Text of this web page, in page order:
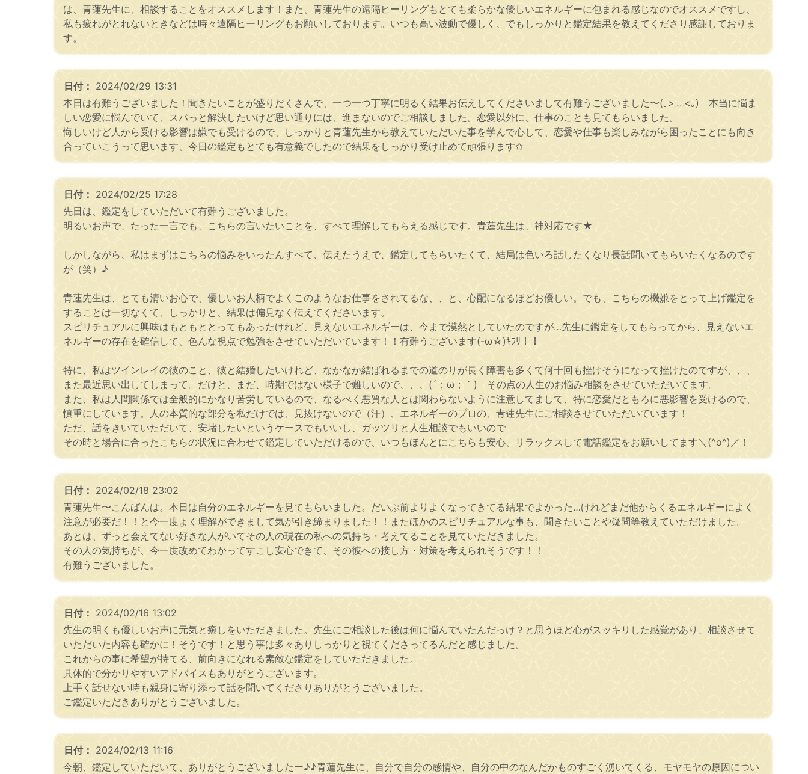
は、青蓮先生に、相談することをオススメします！また、青蓮先生の遠隔ヒーリングもとても柔らかな優しいエネルギーに包まれる感じなのでオススメですし、
私も疲れがとれないときなどは時々遠隔ヒーリングもお願いしております。いつも高い波動で優しく、でもしっかりと鑑定結果を教えてくださり感謝しておりま
す。
日付： 2024/02/29 13:31
本日は有難うございました！聞きたいことが盛りだくさんで、一つ一つ丁寧に明るく結果お伝えしてくださいまして有難うございました〜(｡>﹏<｡) 本当に悩ま
しい恋愛に悩んでいて、スパっと解決したいけど思い通りには、進まないのでご相談しました。恋愛以外に、仕事のことも見てもらいました。
悔しいけど人から受ける影響は嫌でも受けるので、しっかりと青蓮先生から教えていただいた事を学んで心して、恋愛や仕事も楽しみながら困ったことにも向き
合っていこうって思います、今日の鑑定もとても有意義でしたので結果をしっかり受け止めて頑張ります✩
日付： 2024/02/25 17:28
先日は、鑑定をしていただいて有難うございました。
明るいお声で、たった一言でも、こちらの言いたいことを、すべて理解してもらえる感じです。青蓮先生は、神対応です★
しかしながら、私はまずはこちらの悩みをいったんすべて、伝えたうえで、鑑定してもらいたくて、結局は色いろ話したくなり長話聞いてもらいたくなるのです
が（笑）♪
青蓮先生は、とても清いお心で、優しいお人柄でよくこのようなお仕事をされてるな、、と、心配になるほどお優しい。でも、こちらの機嫌をとって上げ鑑定を
することは一切なくて、しっかりと、結果は偏見なく伝えてくださいます。
スピリチュアルに興味はもともととってもあったけれど、見えないエネルギーは、今まで漠然としていたのですが…先生に鑑定をしてもらってから、見えないエ
ネルギーの存在を確信して、色んな視点で勉強をさせていただいています！！有難うございます(-ω☆)ｷﾗﾘ！！
特に、私はツインレイの彼のこと、彼と結婚したいけれど、なかなか結ばれるまでの道のりが長く障害も多くて何十回も挫けそうになって挫けたのですが、、、
また最近思い出してしまって。だけと、まだ、時期ではない様子で難しいので、、、(´；ω；｀) その点の人生のお悩み相談をさせていただいてます。
また、私は人間関係では全般的にかなり苦労しているので、なるべく悪質な人とは関わらないように注意してまして、特に恋愛だともろに悪影響を受けるので、
慎重にしています。人の本質的な部分を私だけでは、見抜けないので（汗）、エネルギーのプロの、青蓮先生にご相談させていただいています！
ただ、話をきいていただいて、安堵したいというケースでもいいし、ガッツリと人生相談でもいいので
その時と場合に合ったこちらの状況に合わせて鑑定していただけるので、いつもほんとにこちらも安心、リラックスして電話鑑定をお願いしてます＼(^o^)／！
日付： 2024/02/18 23:02
青蓮先生〜こんばんは。本日は自分のエネルギーを見てもらいました。だいぶ前よりよくなってきてる結果でよかった…けれどまだ他からくるエネルギーによく
注意が必要だ！！と今一度よく理解ができまして気が引き締まりました！！またほかのスピリチュアルな事も、聞きたいことや疑問等教えていただけました。
あとは、ずっと会えてない好きな人がいてその人の現在の私への気持ち・考えてることを見ていただきました。
その人の気持ちが、今一度改めてわかってすこし安心できて、その彼への接し方・対策を考えられそうです！！
有難うございました。
日付： 2024/02/16 13:02
先生の明くも優しいお声に元気と癒しをいただきました。先生にご相談した後は何に悩んでいたんだっけ？と思うほど心がスッキリした感覚があり、相談させて
いただいた内容も確かに！そうです！と思う事は多々ありしっかりと視てくださってるんだと感じました。
これからの事に希望が持てる、前向きになれる素敵な鑑定をしていただきました。
具体的で分かりやすいアドバイスもありがとうございます。
上手く話せない時も親身に寄り添って話を聞いてくださりありがとうございました。
ご鑑定いただきありがとうございました。
日付： 2024/02/13 11:16
今朝、鑑定していただいて、ありがとうございましたー♪♪青蓮先生に、自分で自分の感情や、自分の中のなんだかものすごく湧いてくる、モヤモヤの原因につい